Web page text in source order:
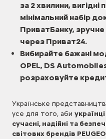
за 2 хвилини, вигідні
мінімальний набір
ПриватБанку,
через Приват24.
Вибирайте бажані
OPEL, DS
розраховуйте
Українське
усе для того, аби
сучасні, надійні та
світових брендів